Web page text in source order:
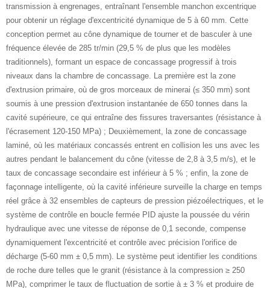
transmission à engrenages, entraînant l'ensemble manchon excentrique
pour obtenir un réglage d'excentricité dynamique de 5 à 60 mm. Cette
conception permet au cône dynamique de tourner et de basculer à une
fréquence élevée de 285 tr/min (29,5 % de plus que les modèles
traditionnels), formant un espace de concassage progressif à trois
niveaux dans la chambre de concassage. La première est la zone
d'extrusion primaire, où de gros morceaux de minerai (≤ 350 mm) sont
soumis à une pression d'extrusion instantanée de 650 tonnes dans la
cavité supérieure, ce qui entraîne des fissures traversantes (résistance à
l'écrasement 120-150 MPa) ; Deuxièmement, la zone de concassage
laminé, où les matériaux concassés entrent en collision les uns avec les
autres pendant le balancement du cône (vitesse de 2,8 à 3,5 m/s), et le
taux de concassage secondaire est inférieur à 5 % ; enfin, la zone de
façonnage intelligente, où la cavité inférieure surveille la charge en temps
réel grâce à 32 ensembles de capteurs de pression piézoélectriques, et le
système de contrôle en boucle fermée PID ajuste la poussée du vérin
hydraulique avec une vitesse de réponse de 0,1 seconde, compense
dynamiquement l'excentricité et contrôle avec précision l'orifice de
décharge (5-60 mm ± 0,5 mm). Le système peut identifier les conditions
de roche dure telles que le granit (résistance à la compression ≥ 250
MPa), comprimer le taux de fluctuation de sortie à ± 3 % et produire de